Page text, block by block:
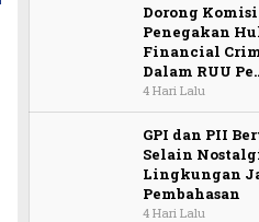
Dorong Komisi
Penegakan
Financial
Dalam RUU
4 Hari Lalu
GPI dan PII
Selain
Lingkungan
Pembahasan
4 Hari Lalu